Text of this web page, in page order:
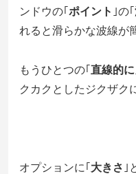
ンドウの｢ ポイント ｣の｢
れると滑らかな波線が
もうひとつの｢ 直線的に
クカクとしたジクザク
オプションに｢ 大きさ ｣